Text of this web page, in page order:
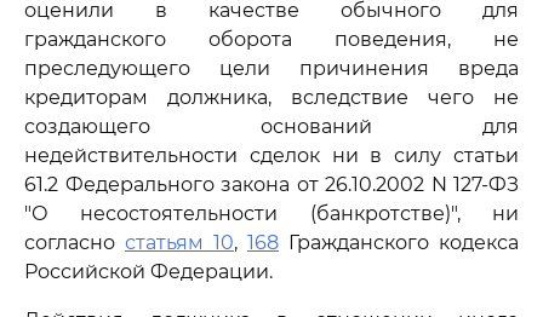
оценили в качестве обычного для
гражданского оборота поведения, не
преследующего цели причинения вреда
кредиторам должника, вследствие чего не
создающего оснований для
недействительности сделок ни в силу статьи
61.2 Федерального закона от 26.10.2002 N 127-ФЗ
"О несостоятельности (банкротстве)", ни
согласно статьям 10, 168 Гражданского кодекса
Российской Федерации.